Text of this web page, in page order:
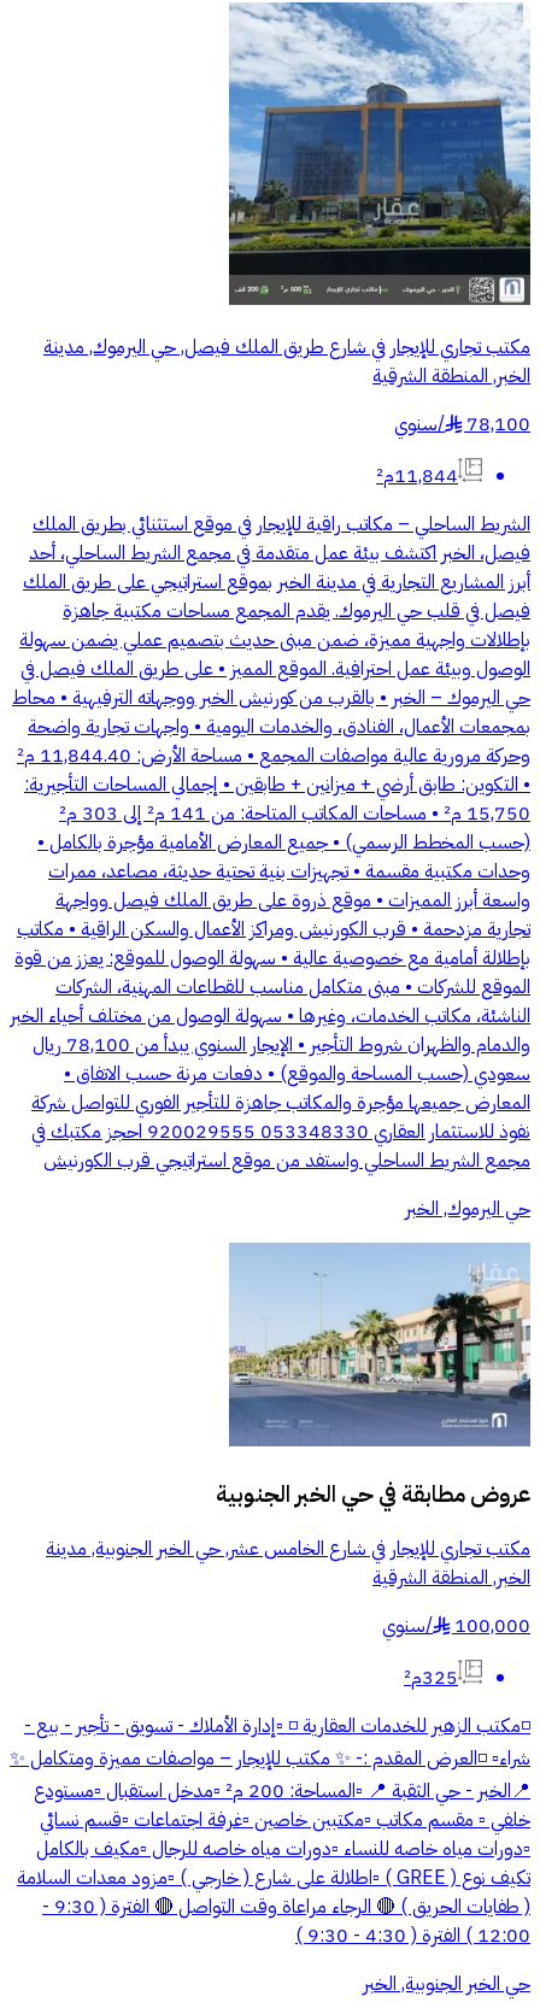
مكتب تجاري للإيجار في شارع طريق الملك فيصل, حي اليرموك, مدينة
الخبر, المنطقة الشرقية
78,100
§
/سنوي
11,844م²
الشريط الساحلي – مكاتب راقية للإيجار في موقع استثنائي بطريق الملك
فيصل، الخبر اكتشف بيئة عمل متقدمة في مجمع الشريط الساحلي، أحد
أبرز المشاريع التجارية في مدينة الخبر بموقع استراتيجي على طريق الملك
فيصل في قلب حي اليرموك. يقدم المجمع مساحات مكتبية جاهزة
بإطلالات واجهية مميزة، ضمن مبنى حديث بتصميم عملي يضمن سهولة
الوصول وبيئة عمل احترافية. الموقع المميز • على طريق الملك فيصل في
حي اليرموك – الخبر • بالقرب من كورنيش الخبر ووجهاته الترفيهية • محاط
بمجمعات الأعمال، الفنادق، والخدمات اليومية • واجهات تجارية واضحة
وحركة مرورية عالية مواصفات المجمع • مساحة الأرض: 11,844.40 م²
• التكوين: طابق أرضي + ميزانين + طابقين • إجمالي المساحات التأجيرية:
15,750 م² • مساحات المكاتب المتاحة: من 141 م² إلى 303 م²
(حسب المخطط الرسمي) • جميع المعارض الأمامية مؤجرة بالكامل •
وحدات مكتبية مقسمة • تجهيزات بنية تحتية حديثة، مصاعد، ممرات
واسعة أبرز المميزات • موقع ذروة على طريق الملك فيصل وواجهة
تجارية مزدحمة • قرب الكورنيش ومراكز الأعمال والسكن الراقية • مكاتب
بإطلالة أمامية مع خصوصية عالية • سهولة الوصول للموقع: يعزز من قوة
الموقع للشركات • مبنى متكامل مناسب للقطاعات المهنية، الشركات
الناشئة، مكاتب الخدمات، وغيرها • سهولة الوصول من مختلف أحياء الخبر
والدمام والظهران شروط التأجير • الإيجار السنوي يبدأ من 78,100 ريال
سعودي (حسب المساحة والموقع) • دفعات مرنة حسب الاتفاق •
المعارض جميعها مؤجرة والمكاتب جاهزة للتأجير الفوري للتواصل شركة
نفوذ للاستثمار العقاري 053348330 920029555 احجز مكتبك في
مجمع الشريط الساحلي واستفد من موقع استراتيجي قرب الكورنيش
حي اليرموك, الخبر
عروض مطابقة فيحي الخبر الجنوبية
مكتب تجاري للإيجار في شارع الخامس عشر, حي الخبر الجنوبية, مدينة
الخبر, المنطقة الشرقية
100,000
§
/سنوي
325م²
◽️مكتب الزهير للخدمات العقارية ◽️ ▫️إدارة الأملاك - تسويق - تأجير - بيع -
شراء▫️ ◽️العرض المقدم :- ✨ مكتب للإيجار – مواصفات مميزة ومتكامل ✨
📍الخبر - حي الثقبة 📍 ▫️المساحة: 200 م² ▫️مدخل استقبال ▫️مستودع
خلفي ▫️ مقسم مكاتب ▫️مكتبين خاصين ▫️غرفة اجتماعات ▫️قسم نسائي
▫️دورات مياه خاصه للنساء ▫️دورات مياه خاصه للرجال ▫️مكيف بالكامل
تكيف نوع ( GREE ) ▫️اطلالة على شارع ( خارجي ) ▫️مزود معدات السلامة
( طفايات الحريق ) 🔴 الرجاء مراعاة وقت التواصل 🔴 الفترة ( 9:30 -
12:00 ) الفترة ( 4:30 - 9:30 )
حي الخبر الجنوبية, الخبر